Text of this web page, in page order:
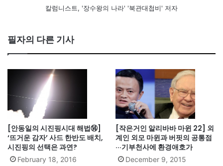
칼럼니스트, '장수왕의 나라' '북관대첩비' 저자
필자의 다른 기사
[안동일의 시진핑시대 해법⑭]
‘뜨거운 감자’ 사드 한반도 배치,
시진핑의 선택은 과연?
February 18, 2016
[작은거인 알리바바 마윈 22] 외
계인 외모 마윈과 버핏의 공통점
···기부천사에 환경애호가
December 9, 2015